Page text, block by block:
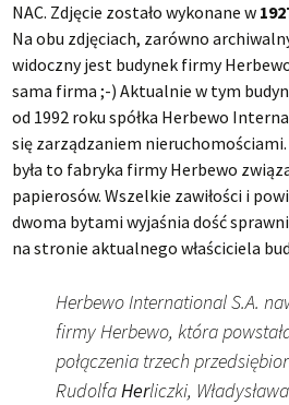
NAC. Zdjęcie zostało wykonane w
Na obu zdjęciach, zarówno
widoczny jest budynek firmy
sama firma ;-) Aktualnie w tym
od 1992 roku spółka Herbewo
się zarządzaniem
była to fabryka firmy Herbewo
papierosów. Wszelkie zawiłości i
dwoma bytami wyjaśnia dość
na stronie aktualnego właściciela
Herbewo International S.A.
firmy Herbewo, która
połączenia trzech
RudolfaHerliczki,